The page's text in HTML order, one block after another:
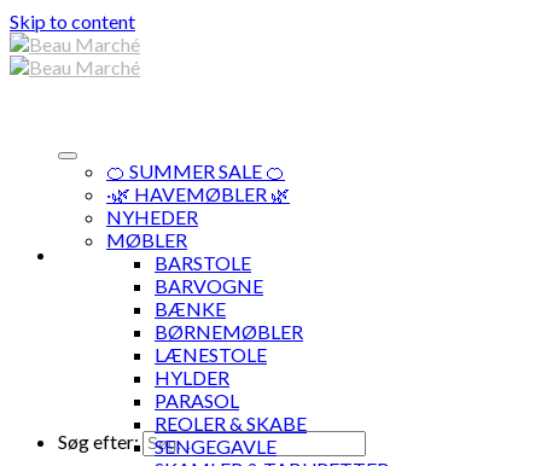
Skip to content
Søg efter:
🍊 SUMMER SALE 🍊
·🌿 HAVEMØBLER 🌿
NYHEDER
MØBLER
BARSTOLE
BARVOGNE
BÆNKE
BØRNEMØBLER
LÆNESTOLE
HYLDER
PARASOL
REOLER & SKABE
SENGEGAVLE